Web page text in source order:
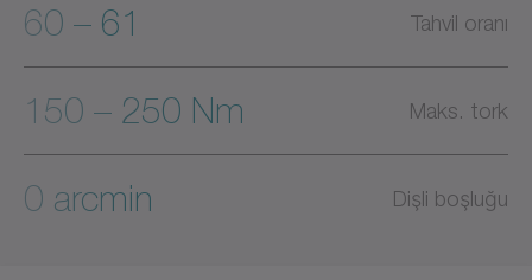
60 – 61 Tahvil oranı
150 – 250 Nm Maks. tork
0 arcmin Dişli boşluğu